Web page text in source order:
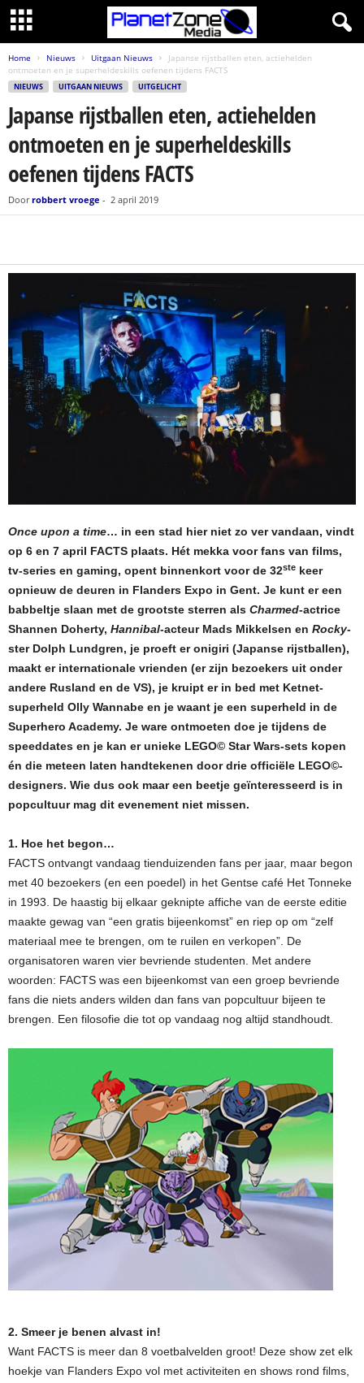
Home Nieuws Uitgaan Nieuws
Japanse rijstballen eten, actiehelden
ontmoeten en je superheldeskills oefenen tijdens FACTS
NIEUWS UITGAAN NIEUWS UITGELICHT
Japanse rijstballen eten, actiehelden
ontmoeten en je superheldeskills
oefenen tijdens FACTS
Door robbert vroege - 2 april 2019
Once upon a time… in een stad hier niet zo ver vandaan, vindt
op 6 en 7 april FACTS plaats. Hét mekka voor fans van films,
tv-series en gaming, opent binnenkort voor de 32ste keer
opnieuw de deuren in Flanders Expo in Gent. Je kunt er een
babbeltje slaan met de grootste sterren als Charmed-actrice
Shannen Doherty, Hannibal-acteur Mads Mikkelsen en Rocky-
ster Dolph Lundgren, je proeft er onigiri (Japanse rijstballen),
maakt er internationale vrienden (er zijn bezoekers uit onder
andere Rusland en de VS), je kruipt er in bed met Ketnet-
superheld Olly Wannabe en je waant je een superheld in de
Superhero Academy. Je ware ontmoeten doe je tijdens de
speeddates en je kan er unieke LEGO© Star Wars-sets kopen
én die meteen laten handtekenen door drie officiële LEGO©-
designers. Wie dus ook maar een beetje geïnteresseerd is in
popcultuur mag dit evenement niet missen.
1. Hoe het begon…
FACTS ontvangt vandaag tienduizenden fans per jaar, maar begon
met 40 bezoekers (en een poedel) in het Gentse café Het Tonneke
in 1993. De haastig bij elkaar geknipte affiche van de eerste editie
maakte gewag van “een gratis bijeenkomst” en riep op om “zelf
materiaal mee te brengen, om te ruilen en verkopen”. De
organisatoren waren vier bevriende studenten. Met andere
woorden: FACTS was een bijeenkomst van een groep bevriende
fans die niets anders wilden dan fans van popcultuur bijeen te
brengen. Een filosofie die tot op vandaag nog altijd standhoudt.
2. Smeer je benen alvast in!
Want FACTS is meer dan 8 voetbalvelden groot! Deze show zet elk
hoekje van Flanders Expo vol met activiteiten en shows rond films,